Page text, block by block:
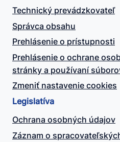
Technický prevádzkovateľ
Správca obsahu
Prehlásenie o prístupnosti
Prehlásenie o ochrane
stránky a používaní
Zmeniť nastavenie cookies
Legislatíva
Ochrana osobných údajov
Záznam o